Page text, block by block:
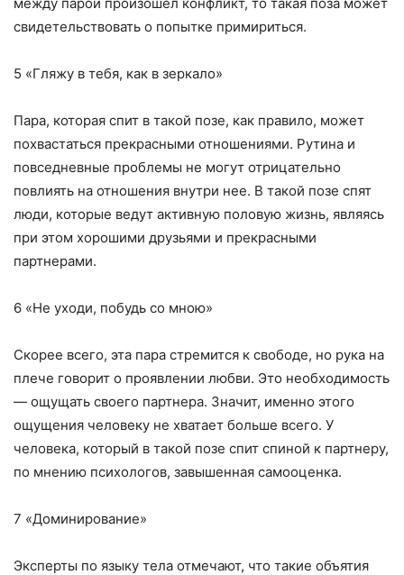
между парой произошел конфликт, то такая поза может
свидетельствовать о попытке примириться.
5 «Гляжу в тебя, как в зеркало»
Пара, которая спит в такой позе, как правило, может
похвастаться прекрасными отношениями. Рутина и
повседневные проблемы не могут отрицательно
повлиять на отношения внутри нее. В такой позе спят
люди, которые ведут активную половую жизнь, являясь
при этом хорошими друзьями и прекрасными
партнерами.
6 «Не уходи, побудь со мною»
Скорее всего, эта пара стремится к свободе, но рука на
плече говорит о проявлении любви. Это необходимость
— ощущать своего партнера. Значит, именно этого
ощущения человеку не хватает больше всего. У
человека, который в такой позе спит спиной к партнеру,
по мнению психологов, завышенная самооценка.
7 «Доминирование»
Эксперты по языку тела отмечают, что такие объятия